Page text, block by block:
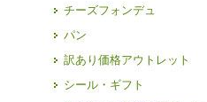
チーズフォンデュ
パン
訳あり価格アウトレット
シール・ギフト